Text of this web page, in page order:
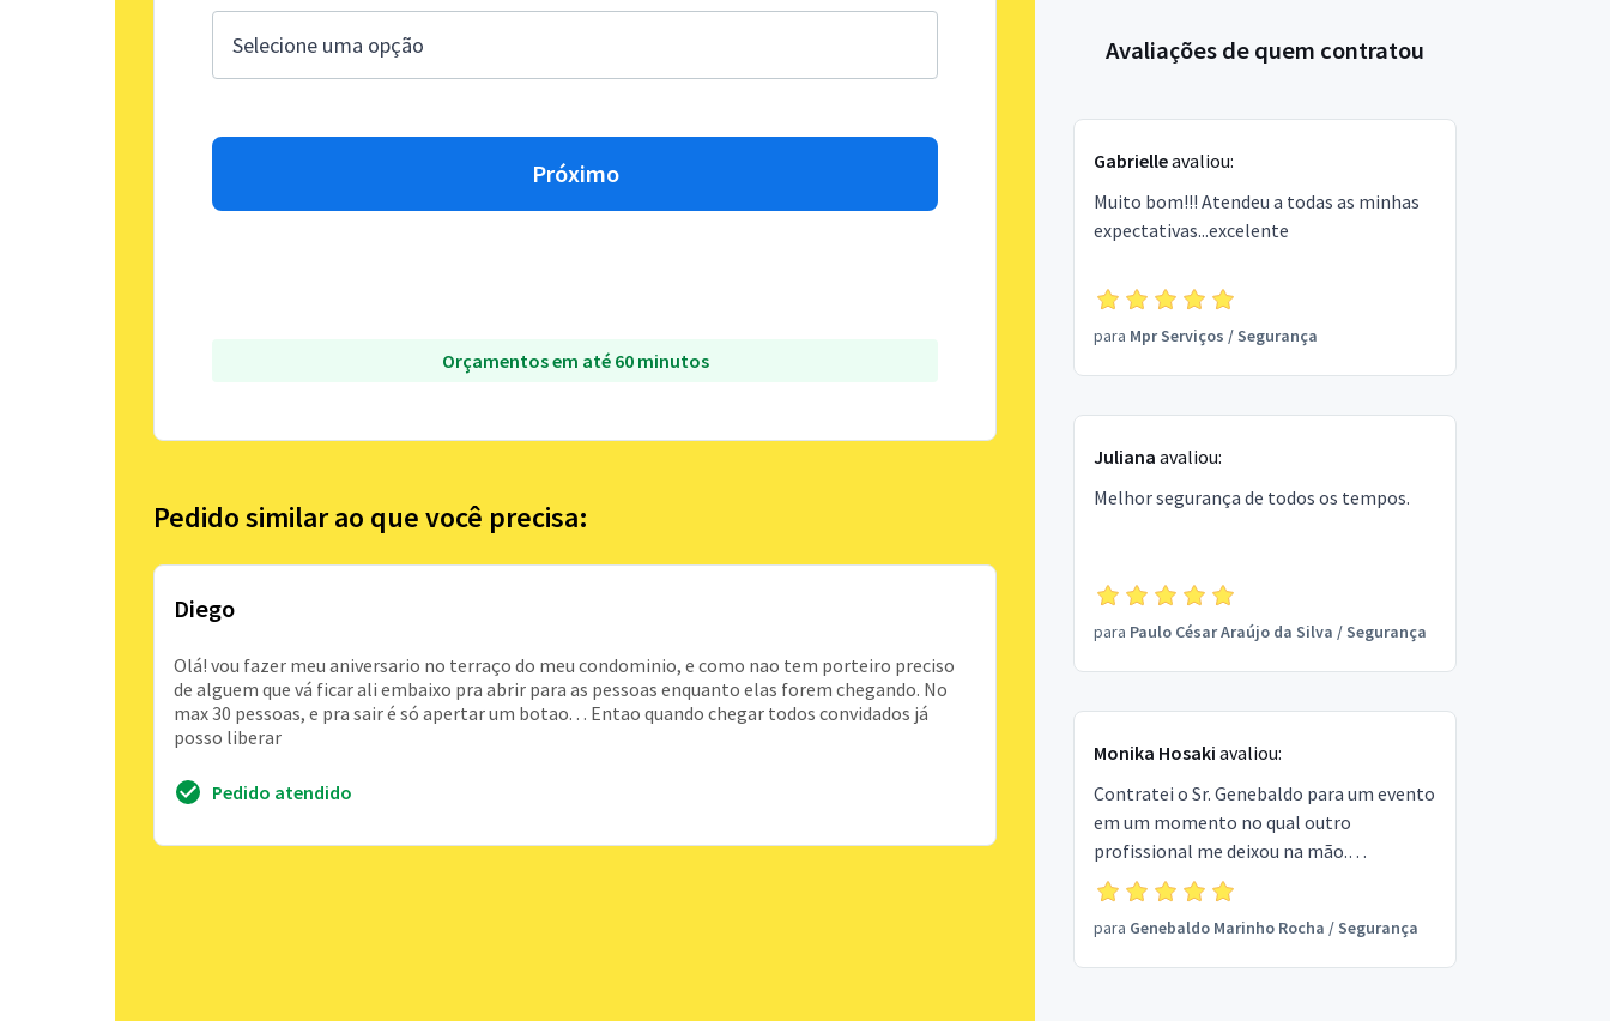
Próximo
Orçamentos em até 60 minutos
Pedido similar ao que você precisa:
Diego
Olá! vou fazer meu aniversario no terraço do meu condominio, e como nao tem porteiro preciso
de alguem que vá ficar ali embaixo pra abrir para as pessoas enquanto elas forem chegando. No
max 30 pessoas, e pra sair é só apertar um botao. . . Entao quando chegar todos convidados já
posso liberar
Pedido atendido
Avaliações de quem contratou
Gabrielleavaliou:
Muito bom!!! Atendeu a todas as minhas
expectativas...excelente
para Mpr Serviços /Segurança
Juliana avaliou:
Melhor segurança de todos os tempos.
para Paulo César Araújo da Silva /Segurança
Monika Hosaki avaliou:
Contratei o Sr. Genebaldo para um evento
em um momento no qual outro
profissional me deixou na mão.
Prontamente o Sr. Genebaldo me
atendeu e prestou um excelente serviço.
Pontual, prestativo e serviço impecável.
Recomendado!
para Genebaldo Marinho Rocha /Segurança